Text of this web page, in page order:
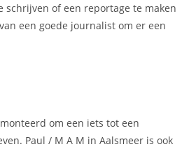
schrijven of een reportage te maken
een goede journalist om er een
om een iets tot een
Paul / M A M in Aalsmeer is ook